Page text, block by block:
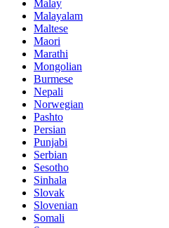
Malay
Malayalam
Maltese
Maori
Marathi
Mongolian
Burmese
Nepali
Norwegian
Pashto
Persian
Punjabi
Serbian
Sesotho
Sinhala
Slovak
Slovenian
Somali